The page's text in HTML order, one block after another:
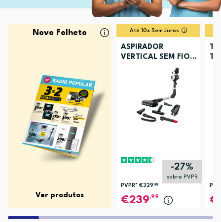
Novo Folheto
Ver produtos
Até 10x Sem Juros
ASPIRADOR
VERTICAL SEM FIOS
BOSCH BCS711XXL
-27%
sobre PVPR
PVPR* €329,99
239,99
TV